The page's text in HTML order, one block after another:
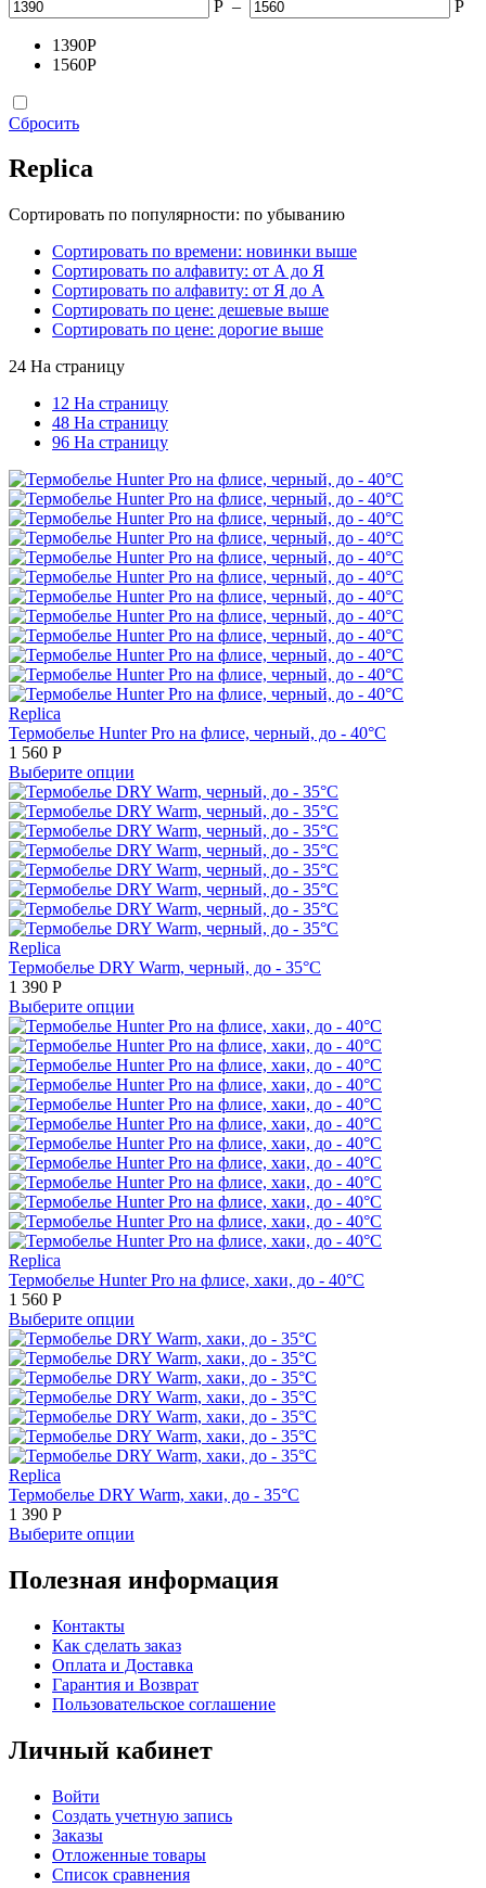
Р – Р
1390Р
1560Р
Сбросить
Replica
Сортировать по популярности: по убыванию
Сортировать по времени: новинки выше
Сортировать по алфавиту: от А до Я
Сортировать по алфавиту: от Я до А
Сортировать по цене: дешевые выше
Сортировать по цене: дорогие выше
24 На страницу
12 На страницу
48 На страницу
96 На страницу
Replica
Термобелье Hunter Pro на флисе, черный, до - 40°С
1 560 Р
Выберите опции
Replica
Термобелье DRY Warm, черный, до - 35°С
1 390 Р
Выберите опции
Replica
Термобелье Hunter Pro на флисе, хаки, до - 40°С
1 560 Р
Выберите опции
Replica
Термобелье DRY Warm, хаки, до - 35°С
1 390 Р
Выберите опции
Полезная информация
Контакты
Как сделать заказ
Оплата и Доставка
Гарантия и Возврат
Пользовательское соглашение
Личный кабинет
Войти
Создать учетную запись
Заказы
Отложенные товары
Список сравнения